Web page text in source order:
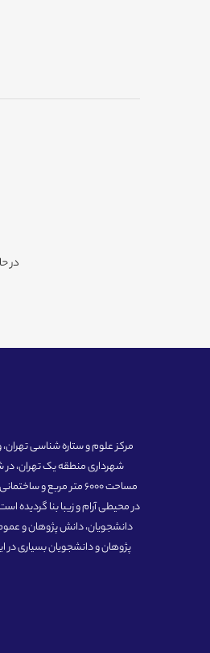
در
مرکز علوم و ستاره شناسی
در محیطی آرام و زیبا بنا گردیده
دانشجویان، دانش پژوهان و
پژوهان و دانشجویان بسیاری در